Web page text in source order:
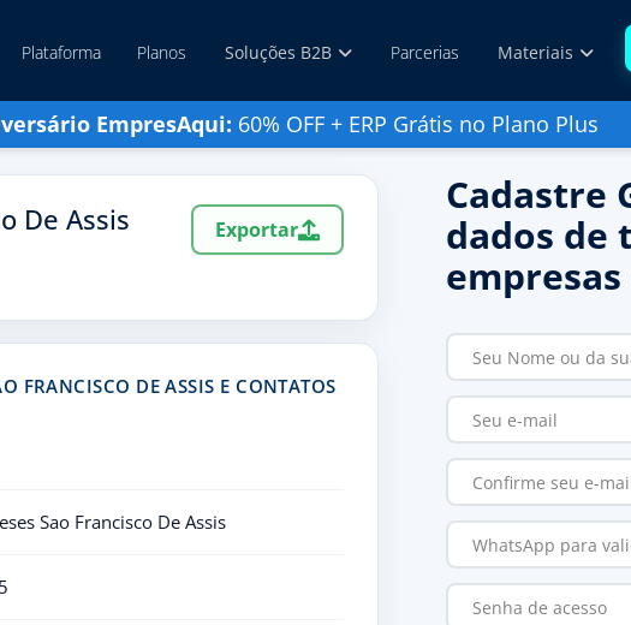
Plataforma Planos Soluções B2B Parcerias Materiais
EmpresAqui: 60% OFF + ERP Grátis no Plano Plus
De Assis Exportar
FRANCISCO DE ASSIS E CONTATOS
Sao Francisco De Assis
Cadastre
dados de